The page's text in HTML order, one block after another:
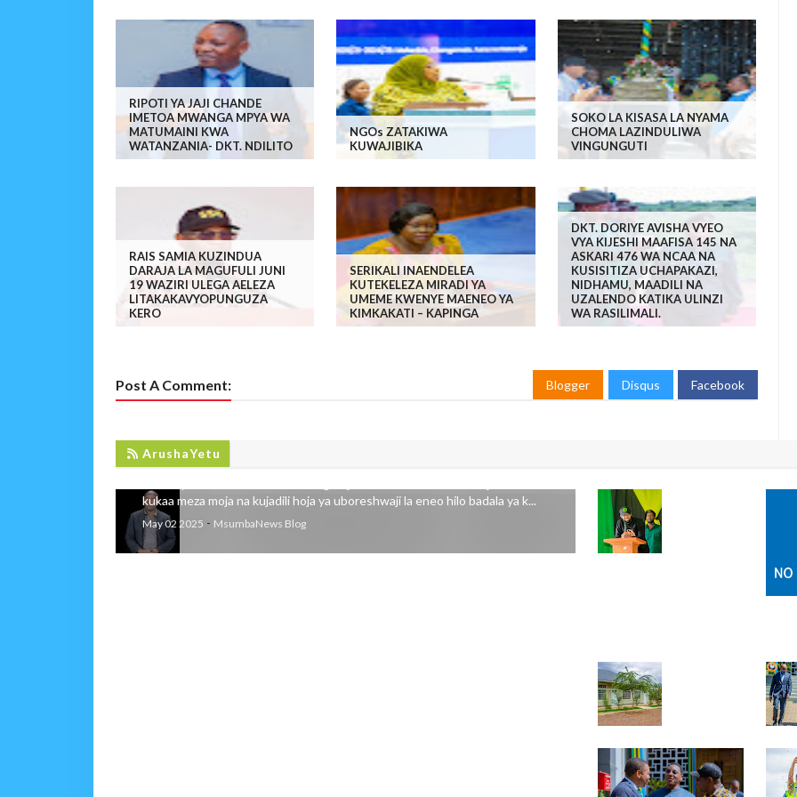
RIPOTI YA JAJI CHANDE
IMETOA MWANGA MPYA WA
MATUMAINI KWA
WATANZANIA- DKT. NDILITO
NGOs ZATAKIWA
KUWAJIBIKA
SOKO LA KISASA LA NYAMA
CHOMA LAZINDULIWA
VINGUNGUTI
RAIS SAMIA KUZINDUA
DARAJA LA MAGUFULI JUNI
19 WAZIRI ULEGA AELEZA
LITAKAKAVYOPUNGUZA
KERO
SERIKALI INAENDELEA
KUTEKELEZA MIRADI YA
UMEME KWENYE MAENEO YA
KIMKAKATI – KAPINGA
DKT. DORIYE AVISHA VYEO
VYA KIJESHI MAAFISA 145 NA
ASKARI 476 WA NCAA NA
KUSISITIZA UCHAPAKAZI,
NIDHAMU, MAADILI NA
UZALENDO KATIKA ULINZI
WA RASILIMALI.
Post A Comment: Blogger Disqus Facebook
ArushaYetu
MEZA MOJA YA MAJADILIANO
kukaa meza moja na kujadili hoja ya uboreshwaji la eneo hilo badala ya k...
May 02 2025 - MsumbaNews Blog